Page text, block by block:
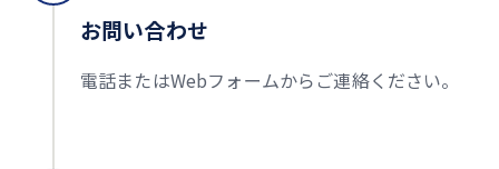
お問い合わせ
電話またはWebフォームからご連絡ください。